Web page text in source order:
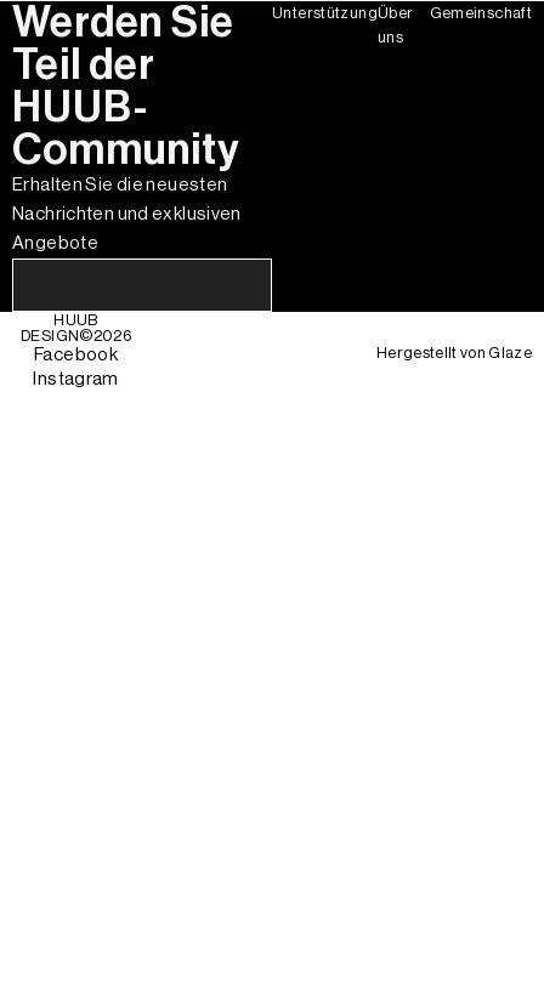
Werden Sie
Teil der
HUUB-
Community
Erhalten Sie die neuesten
Nachrichten und exklusiven
Angebote
UnterstützungÜber
uns
Gemeinschaft
HUUB
DESIGN©2026
Facebook
Instagram
Hergestellt vonGlaze